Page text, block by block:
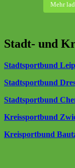
Mehr
Stadt- und
Stadtsportbund
Stadtsportbund
Stadtsportbund
Kreissportbund
Kreisportbund